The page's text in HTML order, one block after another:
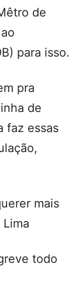
de
para isso.
pra
de
faz essas
mais
todo